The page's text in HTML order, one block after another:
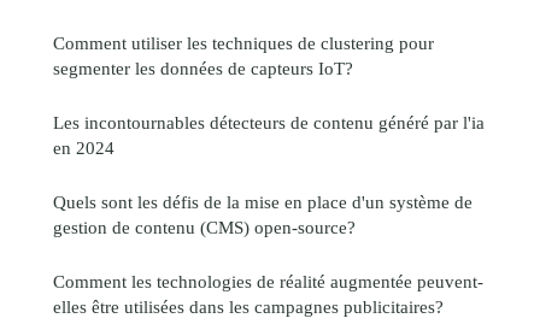
Comment utiliser les techniques de clustering pour
segmenter les données de capteurs IoT?
Les incontournables détecteurs de contenu généré par l'ia
en 2024
Quels sont les défis de la mise en place d'un système de
gestion de contenu (CMS) open-source?
Comment les technologies de réalité augmentée peuvent-
elles être utilisées dans les campagnes publicitaires?